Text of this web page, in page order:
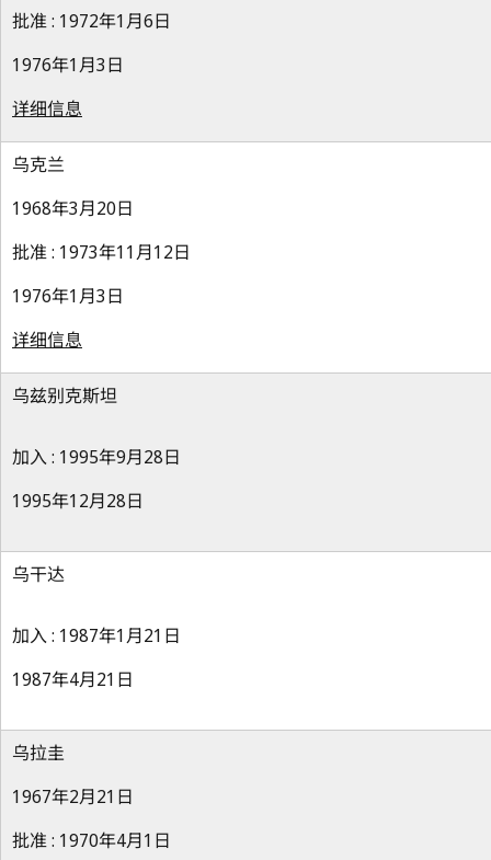
批准 : 1972年1月6日
1976年1月3日
详细信息
乌克兰
1968年3月20日
批准 : 1973年11月12日
1976年1月3日
详细信息
乌兹别克斯坦
加入 : 1995年9月28日
1995年12月28日
乌干达
加入 : 1987年1月21日
1987年4月21日
乌拉圭
1967年2月21日
批准 : 1970年4月1日